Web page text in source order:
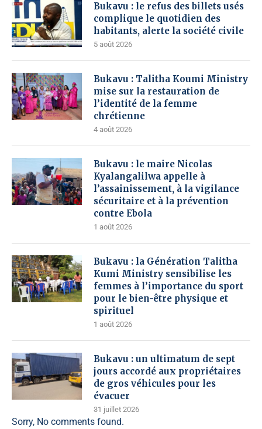
Bukavu : le refus des billets usés
complique le quotidien des
habitants, alerte la société civile
5 août 2026
Bukavu : Talitha Koumi Ministry
mise sur la restauration de
l’identité de la femme
chrétienne
4 août 2026
Bukavu : le maire Nicolas
Kyalangalilwa appelle à
l’assainissement, à la vigilance
sécuritaire et à la prévention
contre Ebola
1 août 2026
Bukavu : la Génération Talitha
Kumi Ministry sensibilise les
femmes à l’importance du sport
pour le bien-être physique et
spirituel
1 août 2026
Bukavu : un ultimatum de sept
jours accordé aux propriétaires
de gros véhicules pour les
évacuer
31 juillet 2026
Sorry, No comments found.